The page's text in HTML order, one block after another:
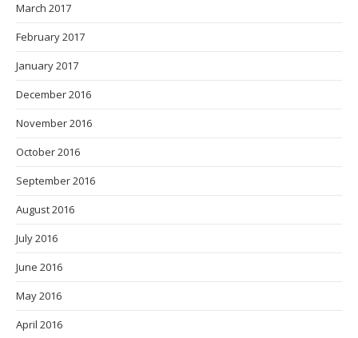
March 2017
February 2017
January 2017
December 2016
November 2016
October 2016
September 2016
August 2016
July 2016
June 2016
May 2016
April 2016